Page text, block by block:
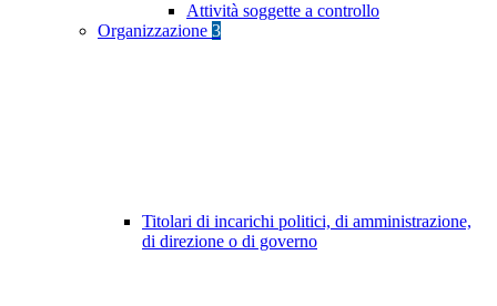
Attività soggette a controllo
Organizzazione 3
Titolari di incarichi politici, di amministrazione,
di direzione o di governo